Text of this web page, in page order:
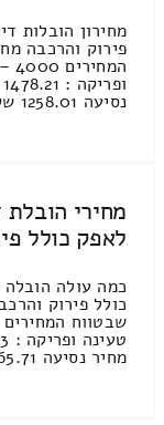
מחירון הובלות
נסיעה 1258.01 שקל / זמן נסיעה בין ערים 1 שעות [...]
מחירי
לאפק כולל
כמה עולה
מחיר נסיעה 965.71 שקל / זמן נסיעה בין ערים [...]